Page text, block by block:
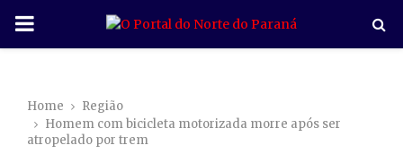
P
Home
Região
Homem com bicicleta motorizada morre após ser
atropelado por trem